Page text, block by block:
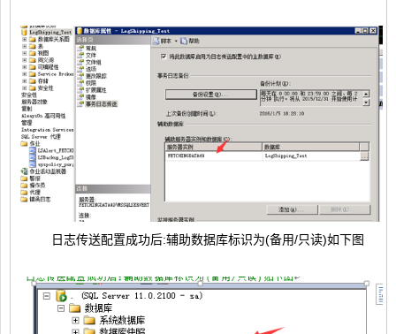
日志传送配置成功后:辅助数据库标识为(备用/只读)如下图